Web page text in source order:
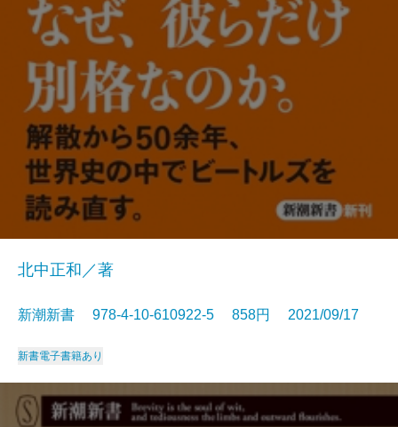
北中正和／著
新潮新書 978-4-10-610922-5 858円 2021/09/17
新書電子書籍あり